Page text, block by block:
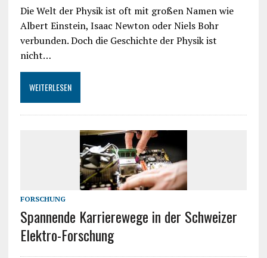
Die Welt der Physik ist oft mit großen Namen wie
Albert Einstein, Isaac Newton oder Niels Bohr
verbunden. Doch die Geschichte der Physik ist
nicht…
WEITERLESEN
FORSCHUNG
Spannende Karrierewege in der Schweizer
Elektro-Forschung